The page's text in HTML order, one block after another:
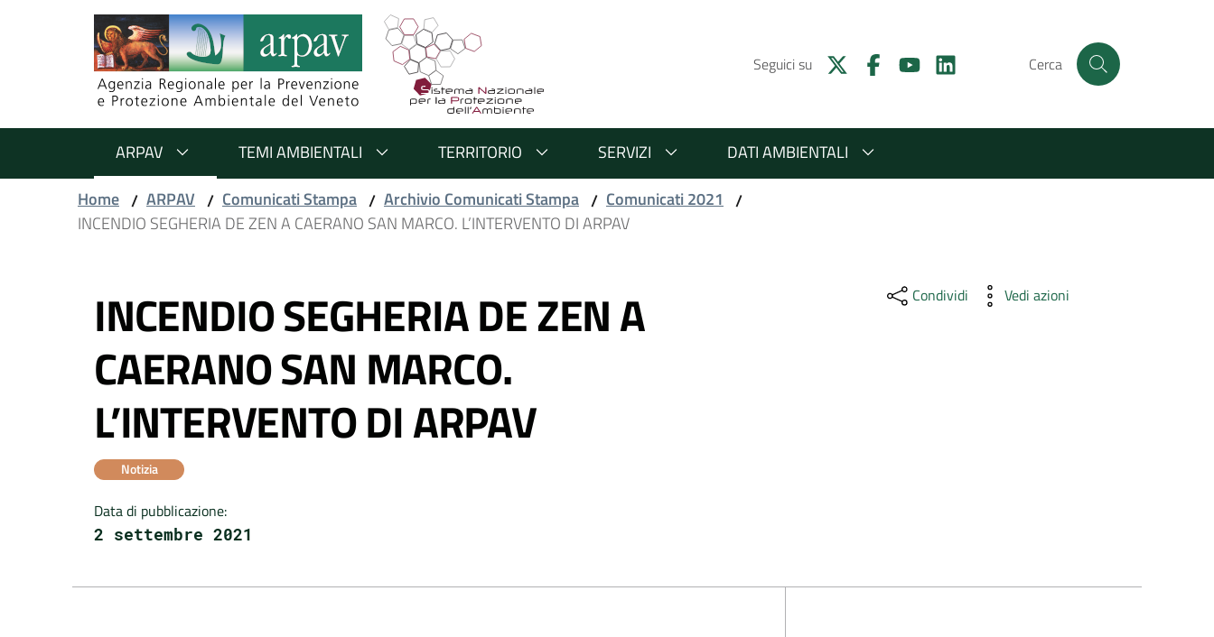
Salta al contenuto
Salta alla navigazione
Salta al footer
Seguici su Cerca
ARPAV TEMI AMBIENTALI TERRITORIO SERVIZI
DATI AMBIENTALI
Home / ARPAV / Comunicati Stampa / Archivio Comunicati Stampa / Comunicati 2021 /
INCENDIO SEGHERIA DE ZEN A CAERANO SAN MARCO. L’INTERVENTO DI ARPAV
INCENDIO SEGHERIA DE ZEN A
CAERANO SAN MARCO.
L’INTERVENTO DI ARPAV
Notizia
Data di pubblicazione:
2 settembre 2021
Condividi Vedi azioni